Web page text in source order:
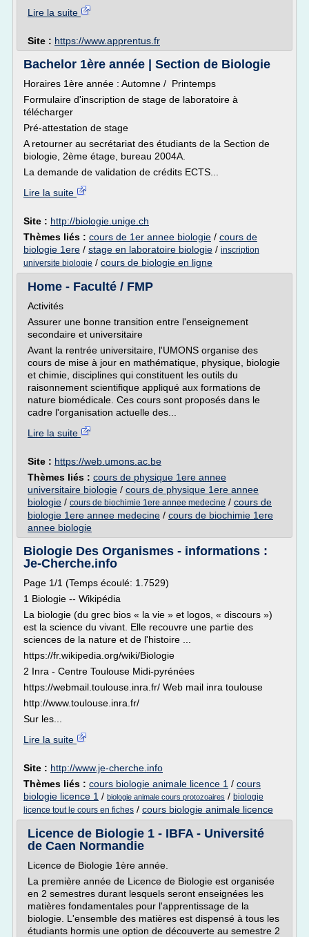
Lire la suite
Site : https://www.apprentus.fr
Bachelor 1ère année | Section de Biologie
Horaires 1ère année : Automne / Printemps
Formulaire d'inscription de stage de laboratoire à
télécharger
Pré-attestation de stage
A retourner au secrétariat des étudiants de la Section de
biologie, 2ème étage, bureau 2004A.
La demande de validation de crédits ECTS...
Lire la suite
Site : http://biologie.unige.ch
Thèmes liés : cours de 1er annee biologie / cours de
biologie 1ere / stage en laboratoire biologie / inscription
universite biologie / cours de biologie en ligne
Home - Faculté / FMP
Activités
Assurer une bonne transition entre l'enseignement
secondaire et universitaire
Avant la rentrée universitaire, l'UMONS organise des
cours de mise à jour en mathématique, physique, biologie
et chimie, disciplines qui constituent les outils du
raisonnement scientifique appliqué aux formations de
nature biomédicale. Ces cours sont proposés dans le
cadre l'organisation actuelle des...
Lire la suite
Site : https://web.umons.ac.be
Thèmes liés : cours de physique 1ere annee
universitaire biologie / cours de physique 1ere annee
biologie / cours de biochimie 1ere annee medecine / cours de
biologie 1ere annee medecine / cours de biochimie 1ere
annee biologie
Biologie Des Organismes - informations :
Je-Cherche.info
Page 1/1 (Temps écoulé: 1.7529)
1 Biologie -- Wikipédia
La biologie (du grec bios « la vie » et logos, « discours »)
est la science du vivant. Elle recouvre une partie des
sciences de la nature et de l'histoire ...
https://fr.wikipedia.org/wiki/Biologie
2 Inra - Centre Toulouse Midi-pyrénées
https://webmail.toulouse.inra.fr/ Web mail inra toulouse
http://www.toulouse.inra.fr/
Sur les...
Lire la suite
Site : http://www.je-cherche.info
Thèmes liés : cours biologie animale licence 1 / cours
biologie licence 1 / biologie animale cours protozoaires / biologie
licence tout le cours en fiches / cours biologie animale licence
Licence de Biologie 1 - IBFA - Université
de Caen Normandie
Licence de Biologie 1ère année.
La première année de Licence de Biologie est organisée
en 2 semestres durant lesquels seront enseignées les
matières fondamentales pour l'apprentissage de la
biologie. L'ensemble des matières est dispensé à tous les
étudiants hormis une option de découverte au semestre 2